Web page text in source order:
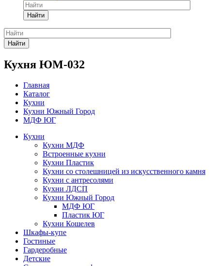
Найти
Найти
Кухня ЮМ-032
Главная
Каталог
Кухни
Кухни Южный Город
МДФ ЮГ
Кухни
Кухни МДФ
Встроенные кухни
Кухни Пластик
Кухни со столешницей из искусcтвенного камня
Кухни с антресолями
Кухни ЛДСП
Кухни Южный Город
МДФ ЮГ
Пластик ЮГ
Кухни Кошелев
Шкафы-купе
Гостиные
Гардеробные
Детские